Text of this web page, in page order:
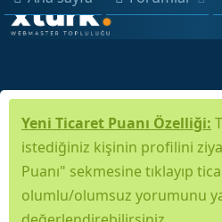
Yeni Ticaret Puanı Özelliği:
istediğiniz kişinin profilini
Puanı" sekmesine tıklayıp
olumlu/olumsuz yorumunu